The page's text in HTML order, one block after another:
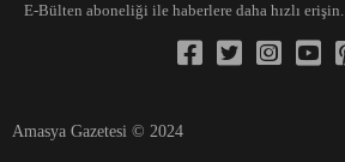
E-Bülten aboneliği ile haberlere daha hızlı erişin.
Amasya Gazetesi © 2024